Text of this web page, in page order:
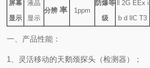
屏幕
显示
液晶
显示
分辨 率 1ppm
防爆等
级
ll 2G EEx i
b d llC T3
一、产品性能：
1、灵活移动的天鹅颈探头（检测器）；